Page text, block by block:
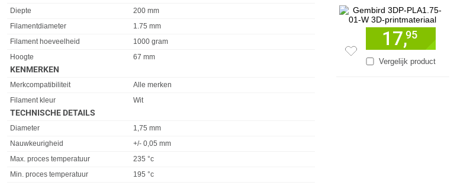
Diepte
200 mm
Filamentdiameter
1.75 mm
Filament hoeveelheid
1000 gram
Hoogte
67 mm
KENMERKEN
Eigenschap Waarde
Merkcompatibiliteit
Alle merken
Filament kleur
Wit
TECHNISCHE DETAILS
Eigenschap
Diameter
1,75 mm
Nauwkeurigheid
+/- 0,05 mm
Max. proces temperatuur
235 °c
Min. proces temperatuur
195 °c
Vergelijk product
17,95